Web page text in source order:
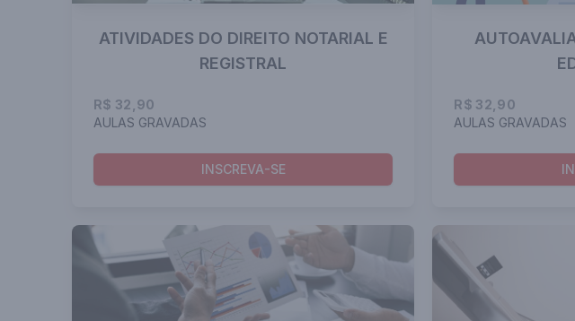
ATIVIDADES DO DIREITO NOTARIAL E
REGISTRAL
R$ 32,90
AULAS GRAVADAS
INSCREVA-SE
R$ 32,90
AULAS GRAVADAS